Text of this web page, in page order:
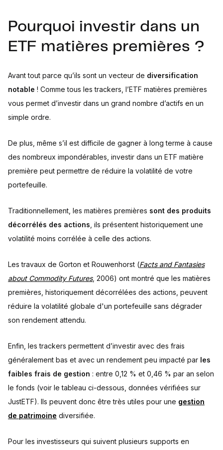
Pourquoi investir dans un
ETF matières premières ?
Avant tout parce qu’ils sont un vecteur de diversification
notable ! Comme tous les trackers, l’ETF matières premières
vous permet d’investir dans un grand nombre d’actifs en un
simple ordre.
De plus, même s’il est difficile de gagner à long terme à cause
des nombreux impondérables, investir dans un ETF matière
première peut permettre de réduire la volatilité de votre
portefeuille.
Traditionnellement, les matières premières sont des produits
décorrélés des actions , ils présentent historiquement une
volatilité moins corrélée à celle des actions.
Les travaux de Gorton et Rouwenhorst (Facts and Fantasies
about Commodity Futures, 2006) ont montré que les matières
premières, historiquement décorrélées des actions, peuvent
réduire la volatilité globale d'un portefeuille sans dégrader
son rendement attendu.
Enfin, les trackers permettent d’investir avec des frais
généralement bas et avec un rendement peu impacté par les
faibles frais de gestion : entre 0,12 % et 0,46 % par an selon
le fonds (voir le tableau ci-dessous, données vérifiées sur
JustETF). Ils peuvent donc être très utiles pour une gestion
de patrimoine diversifiée.
Pour les investisseurs qui suivent plusieurs supports en